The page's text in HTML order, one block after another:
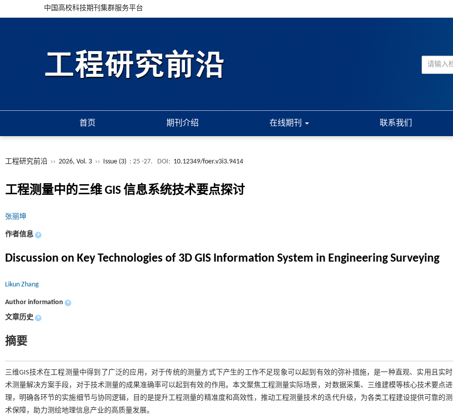
中国高校科技期刊集群服务平台
首页 期刊介绍 在线期刊 联系我们
工程研究前沿 ›› 2026, Vol. 3 ›› Issue (3) : 25 -27. DOI: 10.12349/foer.v3i3.9414
工程测量中的三维 GIS 信息系统技术要点探讨
张丽坤
作者信息 +
Discussion on Key Technologies of 3D GIS Information System in Engineering Surveying
Likun Zhang
Author information +
文章历史 +
摘要
三维GIS技术在工程测量中得到了广泛的应用，对于传统的测量方式下产生的工作不足现象可以起到有效的弥补措施，是一种直观、实用且实
术测量解决方案手段，对于技术测量的成果准确率可以起到有效的作用。本文聚焦工程测量实际场景，对数据采集、三维建模等核心技术要点
理，明确各环节的实施细节与协同逻辑，目的是提升工程测量的精准度和高效性，推动工程测量技术的迭代升级，为各类工程建设提供可靠的
术保障，助力测绘地理信息产业的高质量发展。